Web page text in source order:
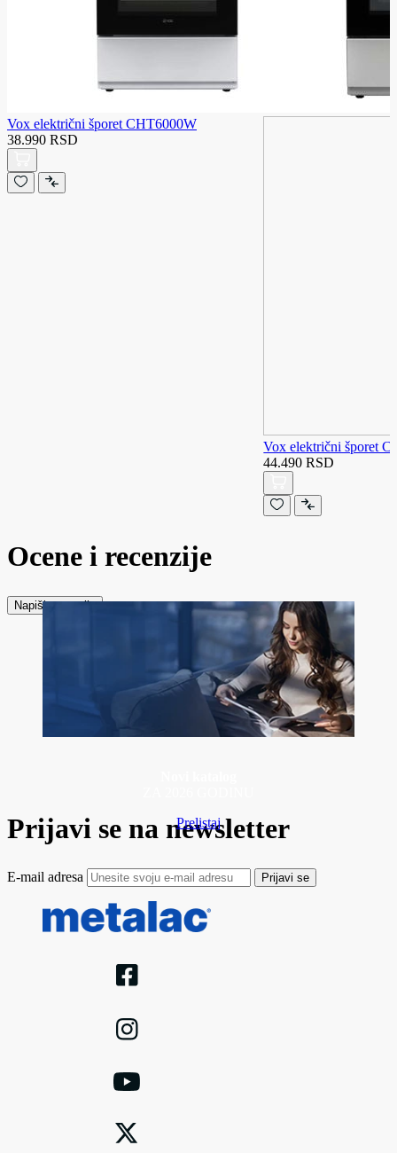
Vox električni šporet CHT6000W
38.990 RSD
Vox električni šporet
44.490 RSD
Ocene i recenzije
Napiši recenziju
Prelistaj
Prijavi se na newsletter
E-mail adresa Prijavi se